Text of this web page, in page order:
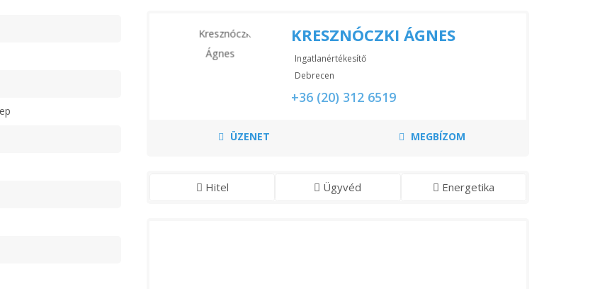
KRESZNÓCZKI ÁGNES
Ingatlanértékesítő
Debrecen
+36 (20) 312 6519
ÜZENET MEGBÍZOM
Hitel Ügyvéd Energetika